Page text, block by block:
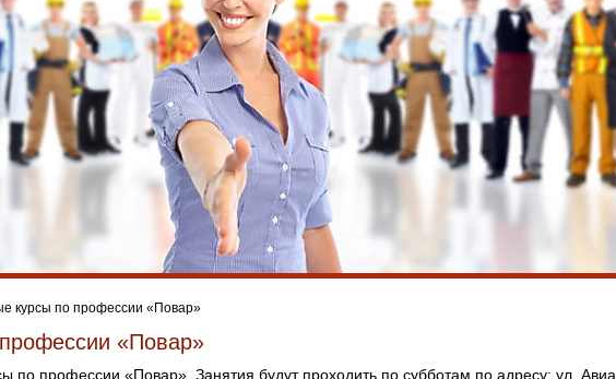
курсы по профессии «Повар»
«Повар»
по профессии «Повар». Занятия будут проходить по субботам по адресу: ул.